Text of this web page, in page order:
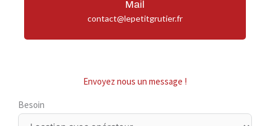
Mail
contact@lepetitgrutier.fr
Envoyez nous un message !​
Besoin